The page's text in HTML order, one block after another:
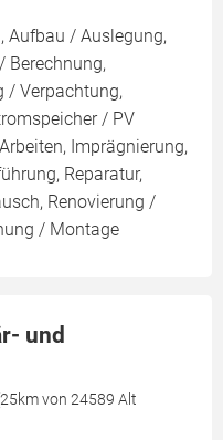
Aufbau / Auslegung,
Berechnung,
/ Verpachtung,
/ PV
Imprägnierung,
Reparatur,
Renovierung /
/ Montage
und
von 24589 Alt